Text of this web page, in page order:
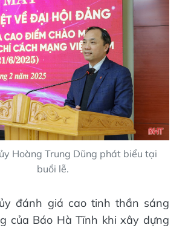
Hoàng Trung Dũng phát biểu tại
buổi lễ.
đánh giá cao tinh thần sáng
của Báo Hà Tĩnh khi xây dựng